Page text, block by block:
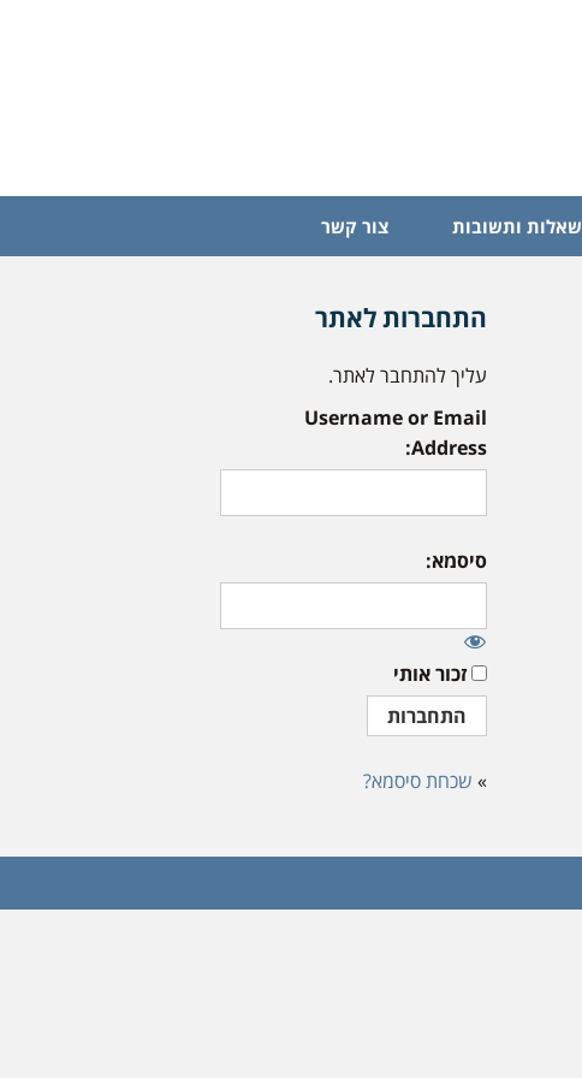
שאלות ותשובות צור קשר
התחברות לאתר
עליך להתחבר לאתר.
Username or Email
Address:
סיסמא:
זכור אותי
» שכחת סיסמא?